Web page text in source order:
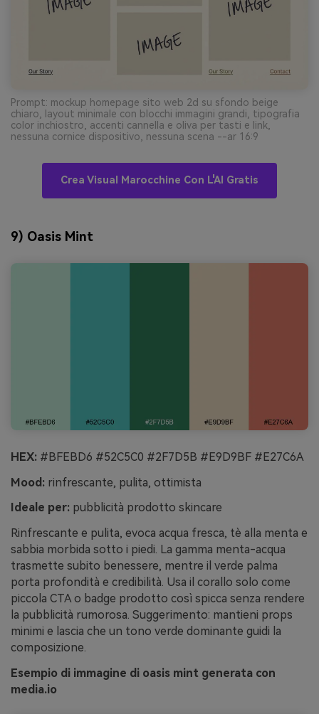
Prompt: mockup homepage sito web 2d su sfondo beige
chiaro, layout minimale con blocchi immagini grandi, tipografia
color inchiostro, accenti cannella e oliva per tasti e link,
nessuna cornice dispositivo, nessuna scena --ar 16:9
Crea Visual Marocchine Con L'AI Gratis
9) Oasis Mint
HEX: #BFEBD6 #52C5C0 #2F7D5B #E9D9BF #E27C6A
Mood: rinfrescante, pulita, ottimista
Ideale per: pubblicità prodotto skincare
Rinfrescante e pulita, evoca acqua fresca, tè alla menta e
sabbia morbida sotto i piedi. La gamma menta-acqua
trasmette subito benessere, mentre il verde palma
porta profondità e credibilità. Usa il corallo solo come
piccola CTA o badge prodotto così spicca senza rendere
la pubblicità rumorosa. Suggerimento: mantieni props
minimi e lascia che un tono verde dominante guidi la
composizione.
Esempio di immagine di oasis mint generata con
media.io